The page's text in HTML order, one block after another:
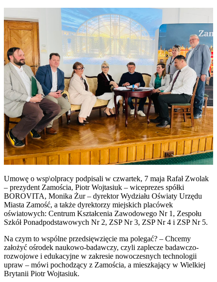
Umowę o wsp\olpracy podpisali w czwartek, 7 maja Rafał Zwolak
– prezydent Zamościa, Piotr Wojtasiuk – wiceprezes spółki
BOROVITA, Monika Żur – dyrektor Wydziału Oświaty Urzędu
Miasta Zamość, a także dyrektorzy miejskich placówek
oświatowych: Centrum Kształcenia Zawodowego Nr 1, Zespołu
Szkół Ponadpodstawowych Nr 2, ZSP Nr 3, ZSP Nr 4 i ZSP Nr 5.
Na czym to wspólne przedsięwzięcie ma polegać? – Chcemy
założyć ośrodek naukowo-badawczy, czyli zaplecze badawczo-
rozwojowe i edukacyjne w zakresie nowoczesnych technologii
upraw – mówi pochodzący z Zamościa, a mieszkający w Wielkiej
Brytanii Piotr Wojtasiuk.